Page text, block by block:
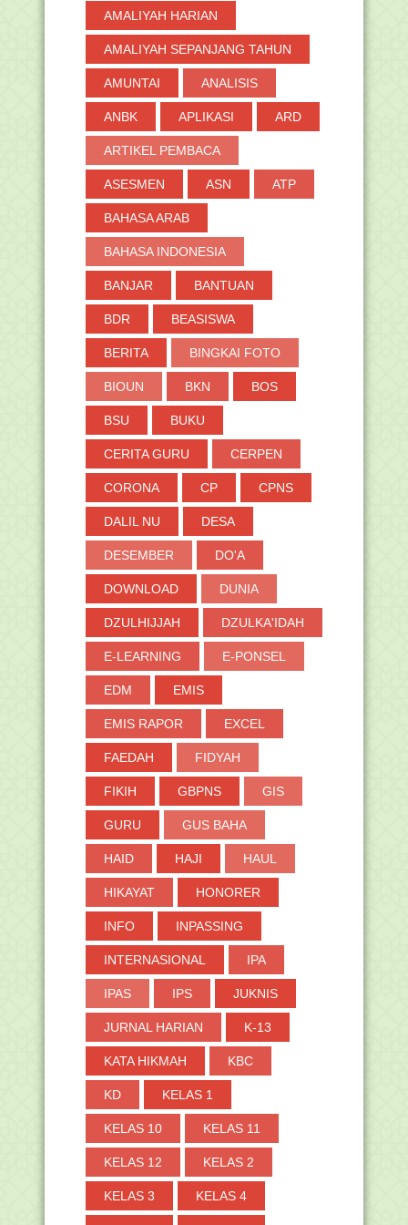
AMALIYAH HARIAN
AMALIYAH SEPANJANG TAHUN
AMUNTAI ANALISIS
ANBK APLIKASI ARD
ARTIKEL PEMBACA
ASESMEN ASN ATP
BAHASA ARAB
BAHASA INDONESIA
BANJAR BANTUAN
BDR BEASISWA
BERITA BINGKAI FOTO
BIOUN BKN BOS
BSU BUKU
CERITA GURU CERPEN
CORONA CP CPNS
DALIL NU DESA
DESEMBER DO'A
DOWNLOAD DUNIA
DZULHIJJAH DZULKA'IDAH
E-LEARNING E-PONSEL
EDM EMIS
EMIS RAPOR EXCEL
FAEDAH FIDYAH
FIKIH GBPNS GIS
GURU GUS BAHA
HAID HAJI HAUL
HIKAYAT HONORER
INFO INPASSING
INTERNASIONAL IPA
IPAS IPS JUKNIS
JURNAL HARIAN K-13
KATA HIKMAH KBC
KD KELAS 1
KELAS 10 KELAS 11
KELAS 12 KELAS 2
KELAS 3 KELAS 4